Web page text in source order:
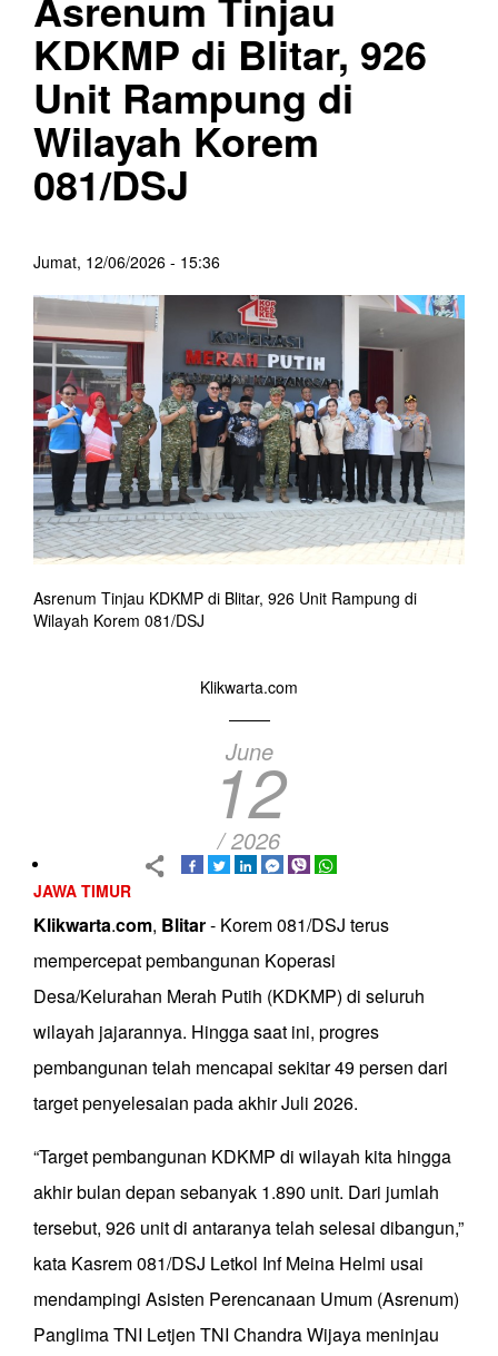
KDKMP di Blitar, 926
Unit Rampung di
Wilayah Korem
081/DSJ
Jumat, 12/06/2026 - 15:36
Asrenum Tinjau KDKMP di Blitar, 926 Unit Rampung di
Wilayah Korem 081/DSJ
Klikwarta.com
June
12
/ 2026
JAWA TIMUR
Klikwarta.com, Blitar- Korem 081/DSJ terus
mempercepat pembangunan Koperasi
Desa/Kelurahan Merah Putih (KDKMP) di seluruh
wilayah jajarannya. Hingga saat ini, progres
pembangunan telah mencapai sekitar 49 persen dari
target penyelesaian pada akhir Juli 2026.
“Target pembangunan KDKMP di wilayah kita hingga
akhir bulan depan sebanyak 1.890 unit. Dari jumlah
tersebut, 926 unit di antaranya telah selesai dibangun,”
kata Kasrem 081/DSJ Letkol Inf Meina Helmi usai
mendampingi Asisten Perencanaan Umum (Asrenum)
Panglima TNI Letjen TNI Chandra Wijaya meninjau